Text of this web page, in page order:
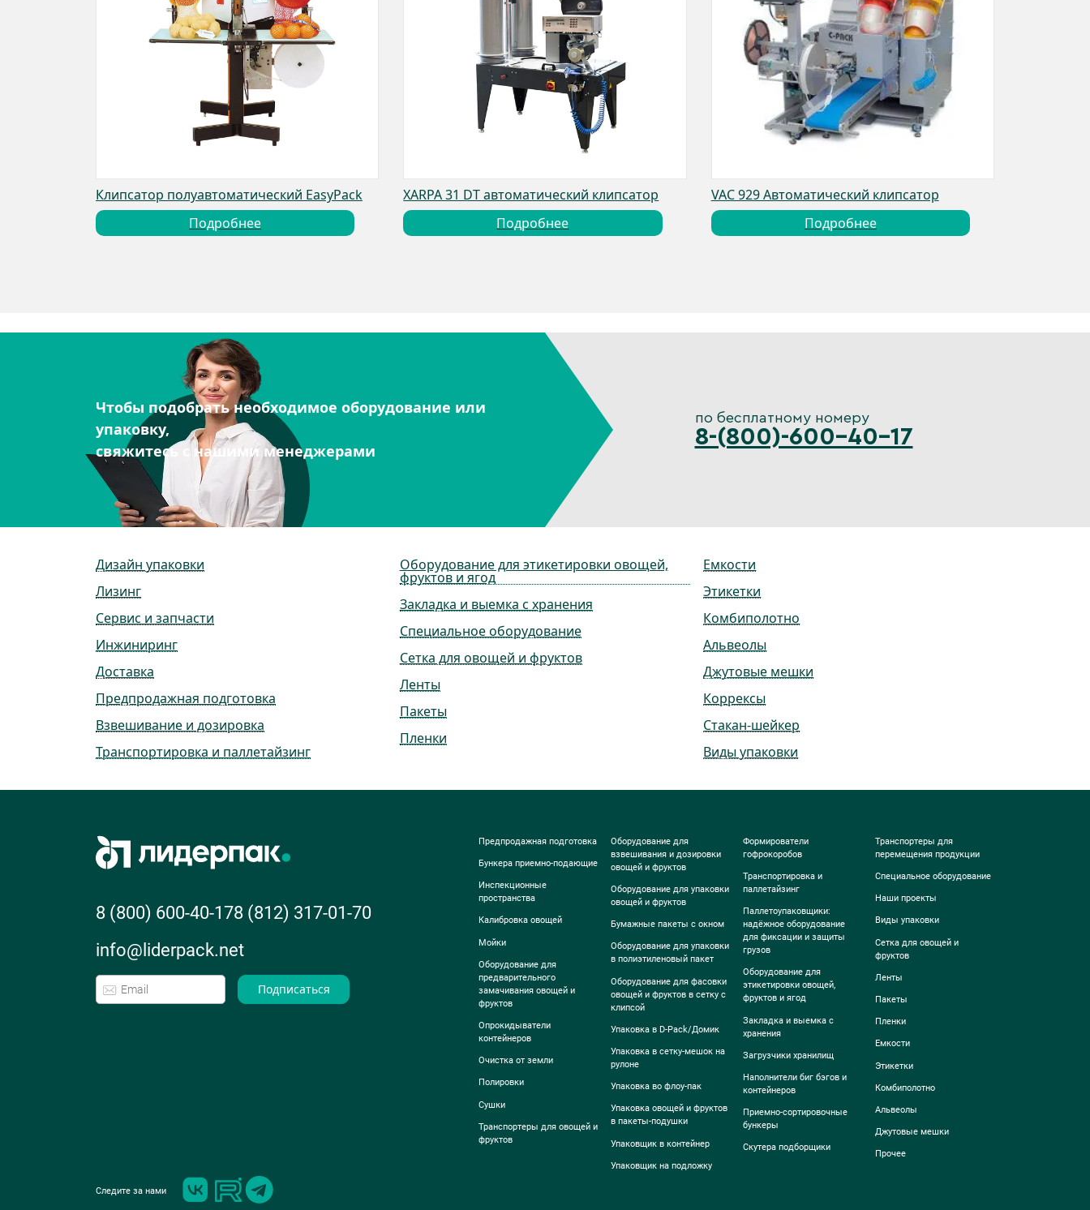
Клипсатор полуавтоматический EasyPack
Подробнее
XARPA 31 DT автоматический клипсатор
Подробнее
VAC 929 Автоматический клипсатор
Подробнее
Чтобы подобрать необходимое оборудование или
упаковку,
свяжитесь с нашими менеджерами
по бесплатному номеру
8-(800)-600-40-17
Дизайн упаковки
Лизинг
Сервис и запчасти
Инжиниринг
Доставка
Предпродажная подготовка
Взвешивание и дозировка
Транспортировка и паллетайзинг
Оборудование для этикетировки овощей,
фруктов и ягод
Закладка и выемка с хранения
Специальное оборудование
Сетка для овощей и фруктов
Ленты
Пакеты
Пленки
Емкости
Этикетки
Комбиполотно
Альвеолы
Джутовые мешки
Коррексы
Стакан-шейкер
Виды упаковки
8 (800) 600-40-178 (812) 317-01-70
info@liderpack.net
Подписаться
Предпродажная подготовка
Бункера приемно-подающие
Инспекционные
пространства
Калибровка овощей
Мойки
Оборудование для
предварительного
замачивания овощей и
фруктов
Опрокидыватели
контейнеров
Очистка от земли
Полировки
Сушки
Транспортеры для овощей и
фруктов
Оборудование для
взвешивания и дозировки
овощей и фруктов
Оборудование для упаковки
овощей и фруктов
Бумажные пакеты с окном
Оборудование для упаковки
в полиэтиленовый пакет
Оборудование для фасовки
овощей и фруктов в сетку с
клипсой
Упаковка в D-Pack/Домик
Упаковка в сетку-мешок на
рулоне
Упаковка во флоу-пак
Упаковка овощей и фруктов
в пакеты-подушки
Упаковщик в контейнер
Упаковщик на подложку
Формирователи
гофрокоробов
Транспортировка и
паллетайзинг
Паллетоупаковщики:
надёжное оборудование
для фиксации и защиты
грузов
Оборудование для
этикетировки овощей,
фруктов и ягод
Закладка и выемка с
хранения
Загрузчики хранилищ
Наполнители биг бэгов и
контейнеров
Приемно-сортировочные
бункеры
Скутера подборщики
Транспортеры для
перемещения продукции
Специальное оборудование
Наши проекты
Виды упаковки
Сетка для овощей и
фруктов
Ленты
Пакеты
Пленки
Емкости
Этикетки
Комбиполотно
Альвеолы
Джутовые мешки
Прочее
Следите за нами